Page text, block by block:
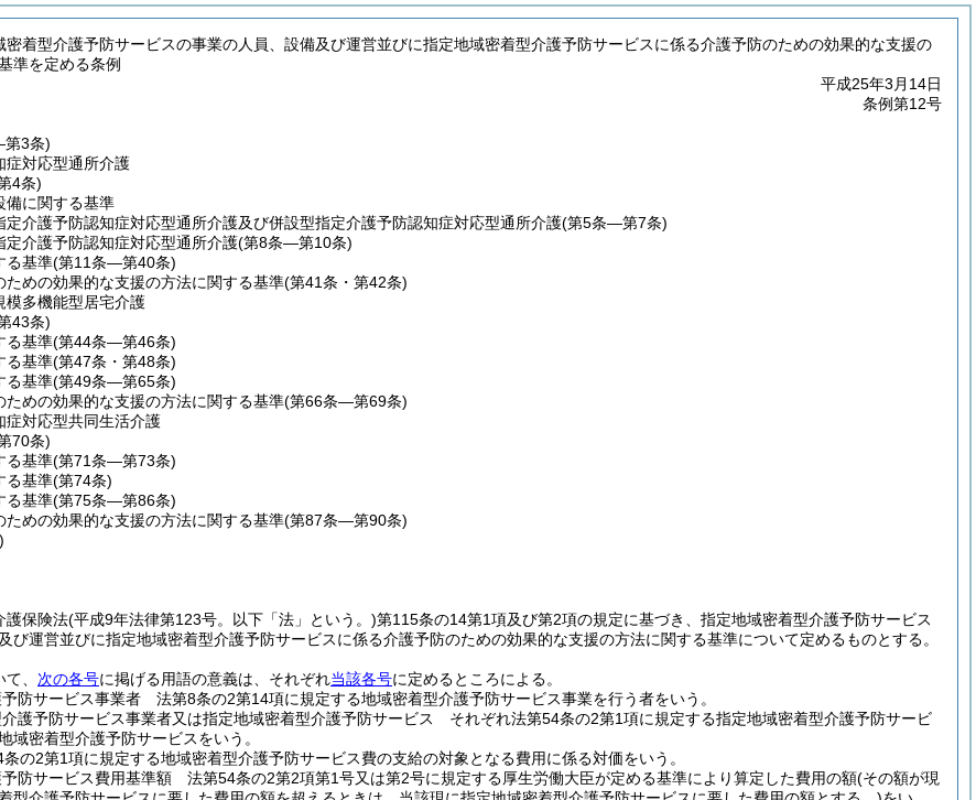
密着型介護予防サービスの事業の人員、設備及び運営並びに指定地域密着型介護予防サービスに係る介護予防のための効果的な支援の
準を定める条例
平成25年3月14日
条例第12号
3条)
症対応型通所介護
4条)
備に関する基準
定介護予防認知症対応型通所介護及び併設型指定介護予防認知症対応型通所介護(第5条―第7条)
定介護予防認知症対応型通所介護(第8条―第10条)
る基準(第11条―第40条)
ための効果的な支援の方法に関する基準(第41条・第42条)
模多機能型居宅介護
43条)
る基準(第44条―第46条)
る基準(第47条・第48条)
る基準(第49条―第65条)
ための効果的な支援の方法に関する基準(第66条―第69条)
症対応型共同生活介護
70条)
る基準(第71条―第73条)
る基準(第74条)
る基準(第75条―第86条)
ための効果的な支援の方法に関する基準(第87条―第90条)
護保険法(平成9年法律第123号。以下「法」という。)第115条の14第1項及び第2項の規定に基づき、指定地域密着型介護予防サービス
び運営並びに指定地域密着型介護予防サービスに係る介護予防のための効果的な支援の方法に関する基準について定めるものとする。
、 次の各号に掲げる用語の意義は、それぞれ当該各号に定めるところによる。
防サービス事業者 法第8条の2第14項に規定する地域密着型介護予防サービス事業を行う者をいう。
護予防サービス事業者又は指定地域密着型介護予防サービス それぞれ法第54条の2第1項に規定する指定地域密着型介護予防サービ
域密着型介護予防サービスをいう。
の2第1項に規定する地域密着型介護予防サービス費の支給の対象となる費用に係る対価をいう。
防サービス費用基準額 法第54条の2第2項第1号又は第2号に規定する厚生労働大臣が定める基準により算定した費用の額(その額が現